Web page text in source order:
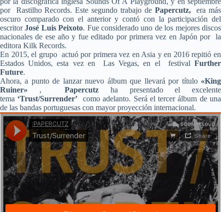
por Rastilho Records. Este segundo trabajo de Papercutz,era más
oscuro comparado con el anterior y contó con la participación del
escritorJosé Luis Peixoto. Fue considerado uno de los mejores discos
nacionales de ese año y fue editado por primera vez en Japón por la
editora Kilk Records.
En 2015, el grupo actuó por primera vez en Asia y en 2016 repitió en
Estados Unidos, esta vez en Las Vegas, en el festival Further
Future.
Ahora, a punto de lanzar nuevo álbum que llevará por título «King
Ruiner» ,Papercutz ha presentado el excelente
tema ‘Trust/Surrender’ como adelanto. Será el tercer álbum de una
de las bandas portuguesas con mayor proyección internacional.